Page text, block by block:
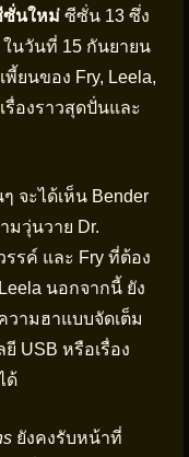
ซั่นใหม่ ซีซั่น 13 ซึ่ง
ในวันที่ 15 กันยายน
ยนของ Fry, Leela,
รื่องราวสุดปั่นและ
จะได้เห็น Bender
มวุ่นวาย Dr.
รค์ และ Fry ที่ต้อง
นอกจากนี้ ยัง
ามฮาแบบจัดเต็ม
USB หรือเรื่อง
ด้
ยังคงรับหน้าที่